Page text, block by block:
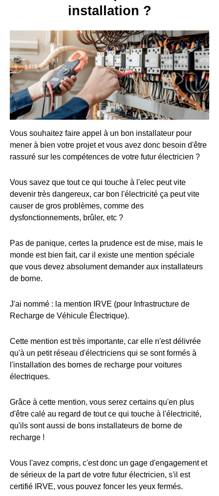
installation ?
Vous souhaitez faire appel à un bon installateur pour
mener à bien votre projet et vous avez donc besoin d'être
rassuré sur les compétences de votre futur électricien ?
Vous savez que tout ce qui touche à l'elec peut vite
devenir très dangereux, car bon l'électricité ça peut vite
causer de gros problèmes, comme des
dysfonctionnements, brûler, etc ?
Pas de panique, certes la prudence est de mise, mais le
monde est bien fait, car il existe une mention spéciale
que vous devez absolument demander aux installateurs
de borne.
J'ai nommé : la mention IRVE (pour Infrastructure de
Recharge de Véhicule Électrique).
Cette mention est très importante, car elle n'est délivrée
qu'à un petit réseau d'électriciens qui se sont formés à
l'installation des bornes de recharge pour voitures
électriques.
Grâce à cette mention, vous serez certains qu'en plus
d'être calé au regard de tout ce qui touche à l'électricité,
qu'ils sont aussi de bons installateurs de borne de
recharge !
Vous l'avez compris, c'est donc un gage d'engagement et
de sérieux de la part de votre futur électricien, s'il est
certifié IRVE, vous pouvez foncer les yeux fermés.